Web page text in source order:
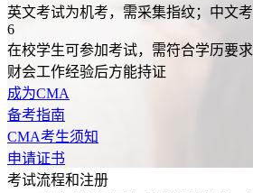
英文考试为机考，需采集指纹；中文
6
在校学生可参加考试，需符合学历要
财会工作经验后方能持证
成为CMA
备考指南
CMA考生须知
申请证书
考试流程和注册